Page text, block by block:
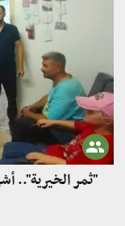
"ثمر الخيرية"..